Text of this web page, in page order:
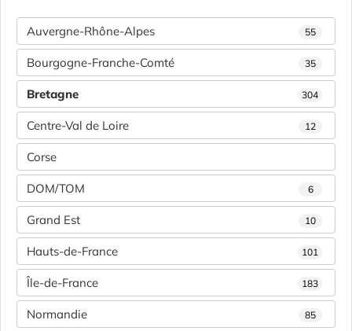
Auvergne-Rhône-Alpes 55
Bourgogne-Franche-Comté 35
Bretagne 304
Centre-Val de Loire 12
Corse
DOM/TOM 6
Grand Est 10
Hauts-de-France 101
Île-de-France 183
Normandie 85